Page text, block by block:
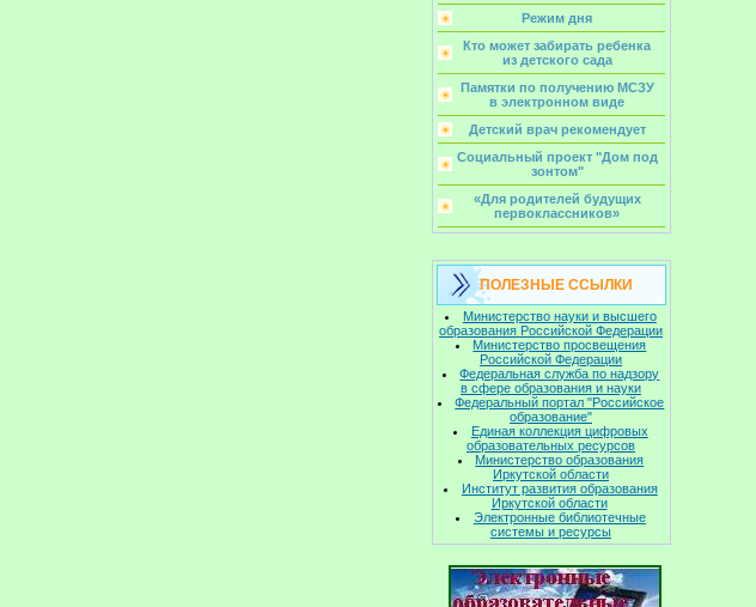
Режим дня
Кто может забирать ребенка
из детского сада
Памятки по получению МСЗУ
в электронном виде
Детский врач рекомендует
Социальный проект "Дом под
зонтом"
«Для родителей будущих
первоклассников»
ПОЛЕЗНЫЕ ССЫЛКИ
Министерство науки и высшего
образования Российской Федерации
Министерство просвещения
Российской Федерации
Федеральная служба по надзору
в сфере образования и науки
Федеральный портал "Российское
образование"
Единая коллекция цифровых
образовательных ресурсов
Министерство образования
Иркутской области
Институт развития образования
Иркутской области
Электронные библиотечные
системы и ресурсы